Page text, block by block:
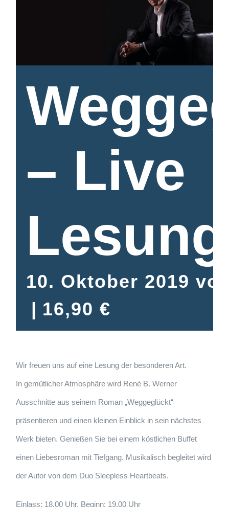
– Live
Lesung
10. Oktober 2019
| 16,90 €
Wir freuen uns auf eine Lesung der besonderen Art.
In gemütlicher Atmosphäre wird René B. Werner
Ausschnitte aus seinem Roman „Weggeglückt“
präsentieren und einen kleinen Einblick in sein nächstes
Werk bieten. Genießen Sie bei einem köstlichen Buffet
einen Liebesroman mit Tiefgang. Musikalisch begleitet wird
der Autor von dem Duo Sleepless Heartbeats.
Einlass: 18.00 Uhr, Beginn: 19.00 Uhr